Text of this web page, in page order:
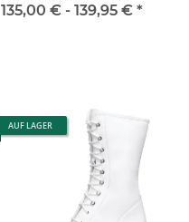
135,00 € - 139,95 € *
AUF LAGER